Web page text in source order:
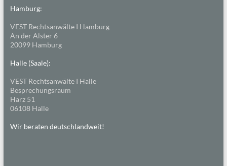
Hamburg:
VEST Rechtsanwälte I Hamburg
An der Alster 6
20099 Hamburg
Halle (Saale):
VEST Rechtsanwälte I Halle
Besprechungsraum
Harz 51
06108 Halle
Wir beraten deutschlandweit!